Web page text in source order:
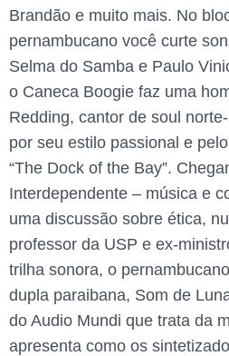
Brandão e muito mais. No
pernambucano você curte
Selma do Samba e Paulo
o Caneca Boogie faz uma
Redding, cantor de soul
por seu estilo passional e
“The Dock of the Bay”.
Interdependente – música e
uma discussão sobre ética,
professor da USP e ex-
trilha sonora, o
dupla paraibana, Som de
do Audio Mundi que trata da
apresenta como os